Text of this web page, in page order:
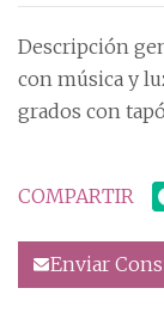
Descripción
con música y
grados con
COMPARTIR
Enviar